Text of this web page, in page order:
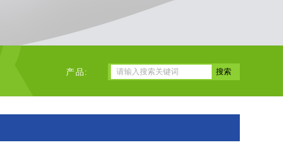
产品: